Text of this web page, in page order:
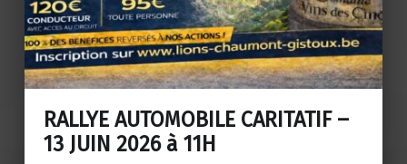
RALLYE AUTOMOBILE CARITATIF –
13 JUIN 2026 à 11H